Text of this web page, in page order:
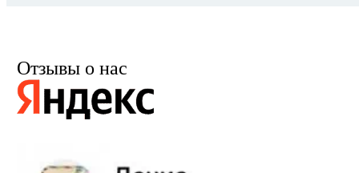
Отзывы о нас